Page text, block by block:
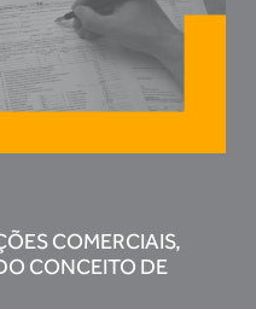
COMERCIAIS,
CONCEITO DE